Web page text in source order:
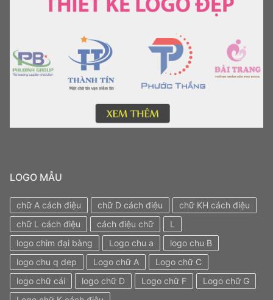
LOGO MẪU
chữ A cách điệu chữ D cách điệu
chữ KH cách điệu
chữ L cách điệu
cách điệu chữ
L
logo chim đại bàng
Logo chu a
logo chu B
logo chu q dep
Logo chữ A
Logo chữ C
logo chữ cái
logo chữ D Logo chữ F
Logo chữ G